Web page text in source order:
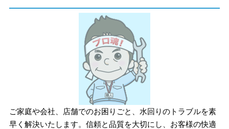
ご家庭や会社、店舗でのお困りごと、水回りのトラブルを素
早く解決いたします。信頼と品質を大切にし、お客様の快適